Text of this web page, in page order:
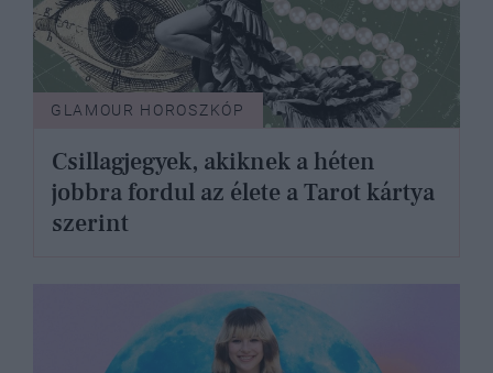
GLAMOUR HOROSZKÓP
Csillagjegyek, akiknek a héten
jobbra fordul az élete a Tarot kártya
szerint